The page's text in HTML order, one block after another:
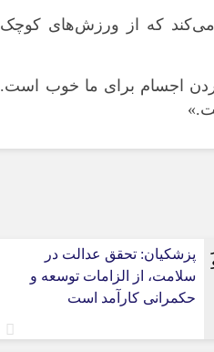
که از ورزش‌های کوچک
اجسام برای ما خوب است.
پزشکیان: تحقق عدالت در
سلامت، از الزامات توسعه و
حکمرانی کارآمد است